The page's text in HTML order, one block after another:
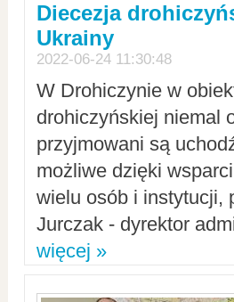
Diecezja
Ukrainy
2022-06-24 11:30:48
W Drohiczynie w
drohiczyńskiej niemal
przyjmowani są
możliwe dzięki
wielu osób i instytucji,
Jurczak - dyrektor
więcej »